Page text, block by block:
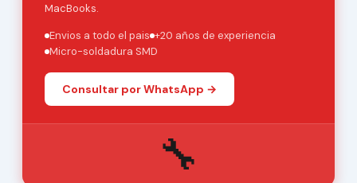
MacBooks.
Envios a todo el pais +20 años de experiencia
Micro-soldadura SMD
Consultar por WhatsApp →
🔧